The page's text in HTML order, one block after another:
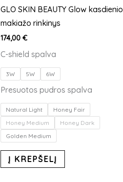
GLO SKIN BEAUTY Glow kasdienio
makiažo rinkinys
174,00 €
C-shield spalva
3W 5W 6W
Presuotos pudros spalva
Natural Light
Honey Fair
Honey Medium
Honey Dark
Golden Medium
Į KREPŠELĮ
the